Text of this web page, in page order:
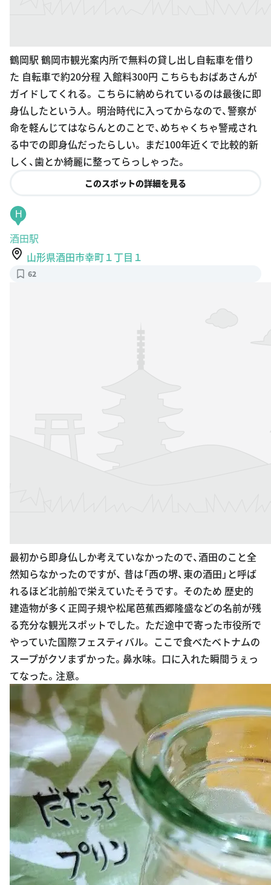
鶴岡駅 鶴岡市観光案内所で無料の貸し出し自転車を借り
た 自転車で約20分程 入館料300円 こちらもおばあさんが
ガイドしてくれる。 こちらに納められているのは最後に即
身仏したという人。 明治時代に入ってからなので、警察が
命を軽んじてはならんとのことで、めちゃくちゃ警戒され
る中での即身仏だったらしい。 まだ100年近くで比較的新
しく、歯とか綺麗に整ってらっしゃった。
このスポットの詳細を見る
H
酒田駅
山形県酒田市幸町１丁目１
62
最初から即身仏しか考えていなかったので、酒田のこと全
然知らなかったのですが、 昔は「西の堺、東の酒田」と呼ば
れるほど北前船で栄えていたそうです。 そのため 歴史的
建造物が多く正岡子規や松尾芭蕉西郷隆盛などの名前が残
る充分な観光スポットでした。 ただ途中で寄った市役所で
やっていた国際フェスティバル。 ここで食べたベトナムの
スープがクソまずかった。鼻水味。 口に入れた瞬間うぇっ
てなった。注意。